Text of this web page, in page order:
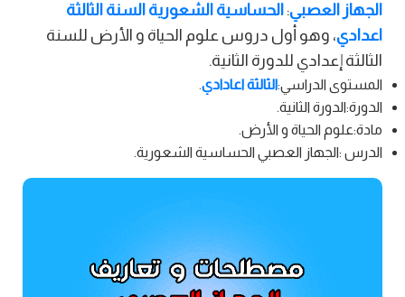
الجهاز العصبي: الحساسية الشعورية السنة الثالثة
اعدادي، وهو أول دروس علوم الحياة و الأرض للسنة
الثالثة إعدادي للدورة الثانية.
المستوى الدراسي:الثالثة اعادادي.
الدورة:الدورة الثانية.
مادة:علوم الحياة و الأرض.
الدرس :الجهاز العصبي الحساسية الشعورية.